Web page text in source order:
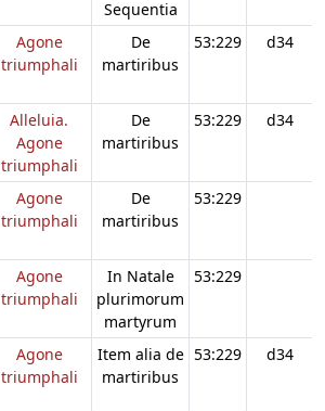
Sequentia
Agone
triumphali
De
martiribus
53:229 d34
Alleluia.
Agone
triumphali
De
martiribus
53:229 d34
Agone
triumphali
De
martiribus
53:229
Agone
triumphali
In Natale
plurimorum
martyrum
53:229
Agone
triumphali
Item alia de
martiribus
53:229 d34